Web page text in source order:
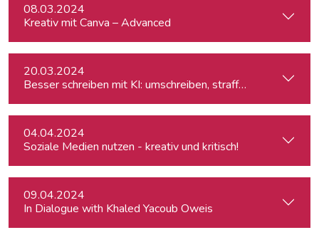
08.03.2024
Kreativ mit Canva – Advanced
20.03.2024
Besser schreiben mit KI: umschreiben, straffen, redigieren
04.04.2024
Soziale Medien nutzen - kreativ und kritisch!
09.04.2024
In Dialogue with Khaled Yacoub Oweis